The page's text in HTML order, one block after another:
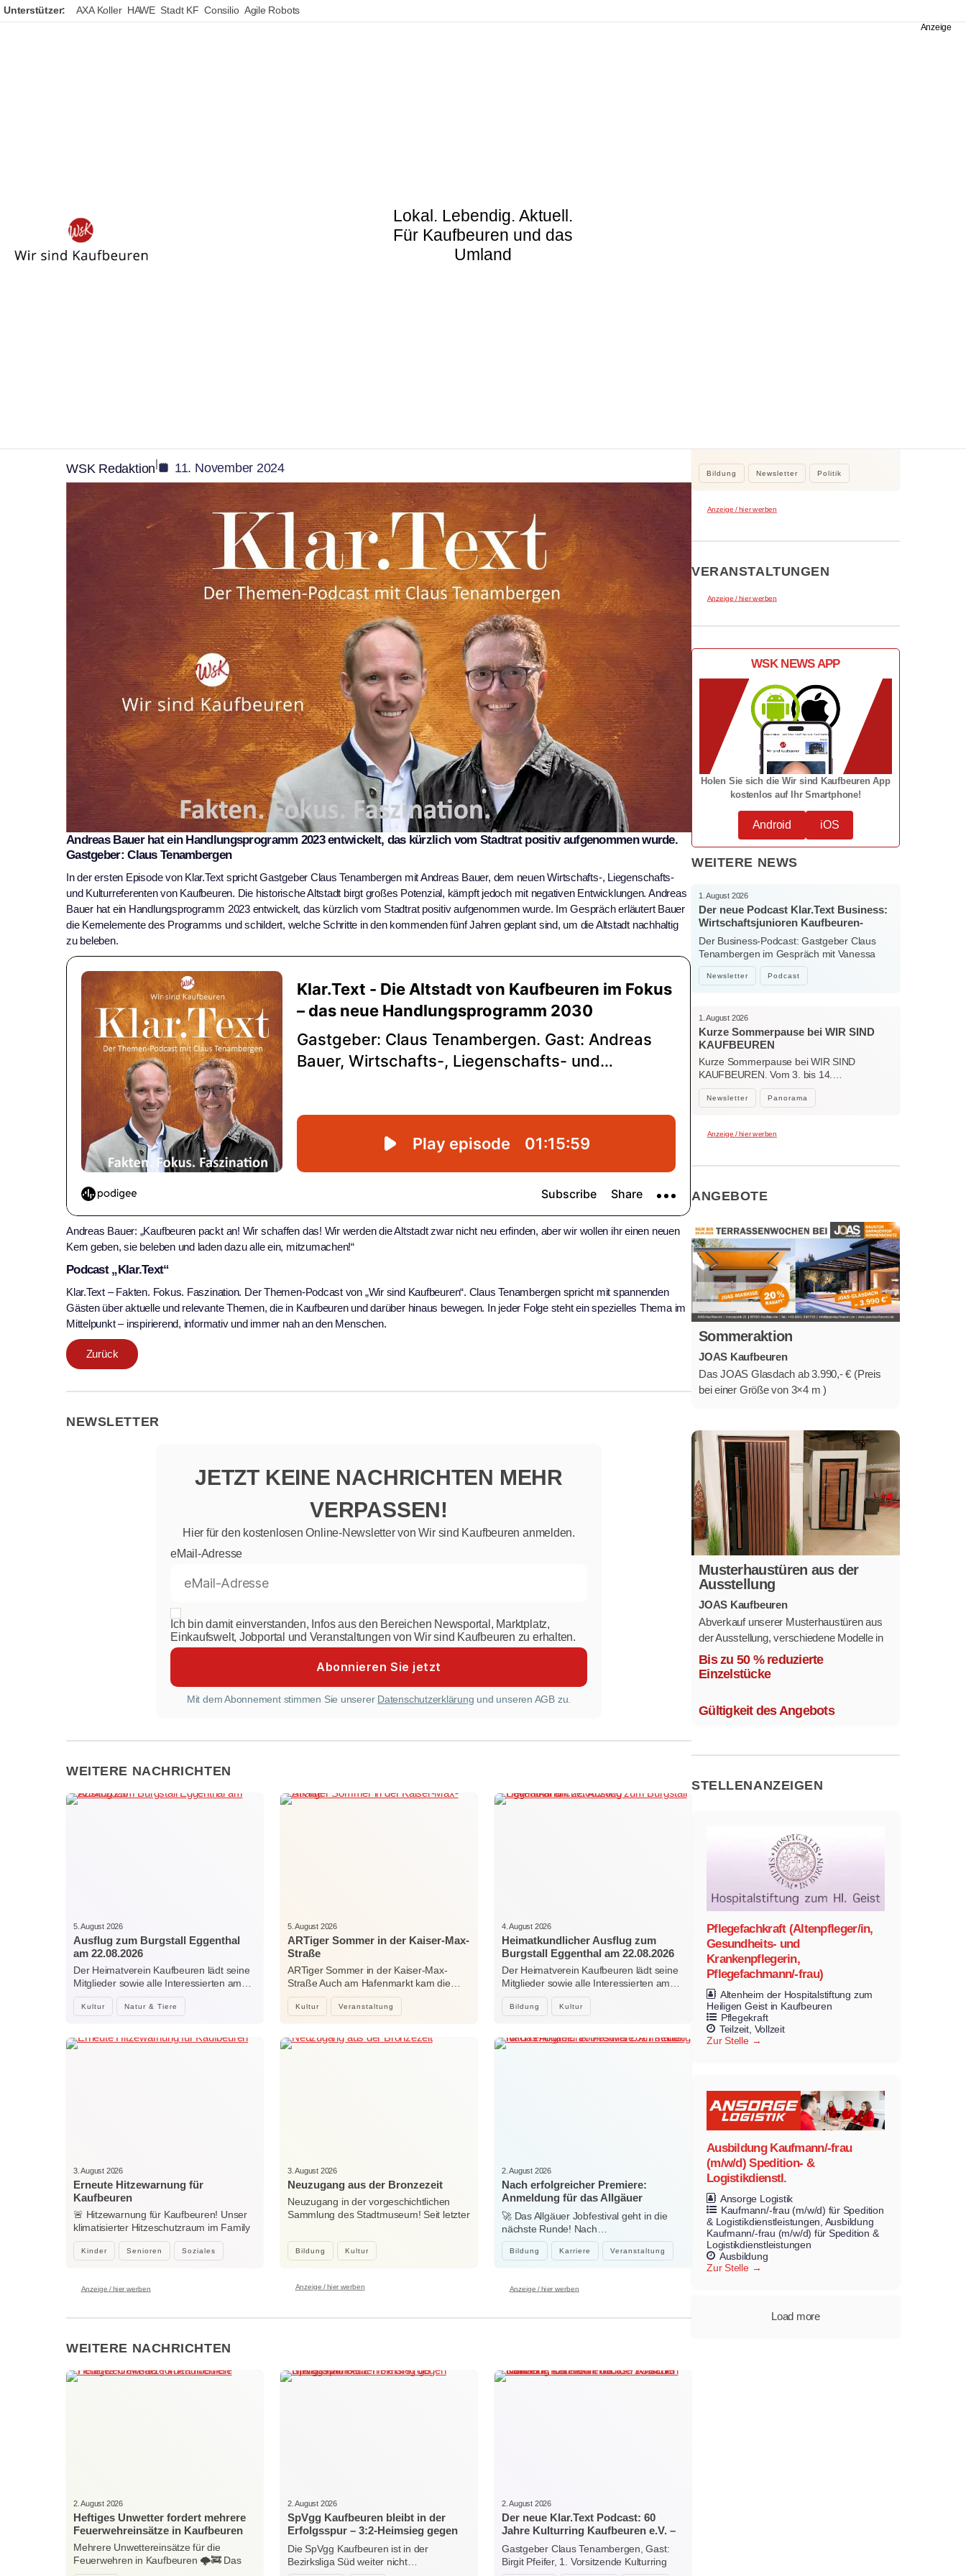
Unterstützer: AXA Koller HAWE Stadt KF Consilio Agile Robots
Lokal. Lebendig. Aktuell.
Für Kaufbeuren und das
Umland
WSK Redaktion| 11. November 2024
Andreas Bauer hat ein Handlungsprogramm 2023 entwickelt, das kürzlich vom Stadtrat positiv aufgenommen wurde.
Gastgeber: Claus Tenambergen
In der ersten Episode von Klar.Text spricht Gastgeber Claus Tenambergen mit Andreas Bauer, dem neuen Wirtschafts-, Liegenschafts-
und Kulturreferenten von Kaufbeuren. Die historische Altstadt birgt großes Potenzial, kämpft jedoch mit negativen Entwicklungen. Andreas
Bauer hat ein Handlungsprogramm 2023 entwickelt, das kürzlich vom Stadtrat positiv aufgenommen wurde. Im Gespräch erläutert Bauer
die Kernelemente des Programms und schildert, welche Schritte in den kommenden fünf Jahren geplant sind, um die Altstadt nachhaltig
zu beleben.
Andreas Bauer: „Kaufbeuren packt an! Wir schaffen das! Wir werden die Altstadt zwar nicht neu erfinden, aber wir wollen ihr einen neuen
Kern geben, sie beleben und laden dazu alle ein, mitzumachen!“
Podcast „Klar.Text“
Klar.Text – Fakten. Fokus. Faszination. Der Themen-Podcast von „Wir sind Kaufbeuren“. Claus Tenambergen spricht mit spannenden
Gästen über aktuelle und relevante Themen, die in Kaufbeuren und darüber hinaus bewegen. In jeder Folge steht ein spezielles Thema im
Mittelpunkt – inspirierend, informativ und immer nah an den Menschen.
Zurück
NEWSLETTER
JETZT KEINE NACHRICHTEN MEHR
VERPASSEN!
Hier für den kostenlosen Online-Newsletter von Wir sind Kaufbeuren anmelden.
eMail-Adresse
Ich bin damit einverstanden, Infos aus den Bereichen Newsportal, Marktplatz,
Einkaufswelt, Jobportal und Veranstaltungen von Wir sind Kaufbeuren zu erhalten.
Mit dem Abonnement stimmen Sie unserer Datenschutzerklärung und unseren AGB zu.
WEITERE NACHRICHTEN
Kultur Natur & Tiere
5. August 2026
Ausflug zum Burgstall Eggenthal
am 22.08.2026
Der Heimatverein Kaufbeuren lädt seine
Mitglieder sowie alle Interessierten am…
Kultur Veranstaltung
5. August 2026
ARTiger Sommer in der Kaiser-Max-
Straße
ARTiger Sommer in der Kaiser-Max-
Straße Auch am Hafenmarkt kam die…
Bildung Kultur
4. August 2026
Heimatkundlicher Ausflug zum
Burgstall Eggenthal am 22.08.2026
Der Heimatverein Kaufbeuren lädt seine
Mitglieder sowie alle Interessierten am…
Kinder Senioren Soziales
3. August 2026
Erneute Hitzewarnung für
Kaufbeuren
🚨 Hitzewarnung für Kaufbeuren! Unser
klimatisierter Hitzeschutzraum im Family
Center…
Bildung Kultur
3. August 2026
Neuzugang aus der Bronzezeit
Neuzugang in der vorgeschichtlichen
Sammlung des Stadtmuseum! Seit letzter
Bildung Karriere Veranstaltung
2. August 2026
Nach erfolgreicher Premiere:
Anmeldung für das Allgäuer
Jobfestival 2027 startet
🚀 Das Allgäuer Jobfestival geht in die
nächste Runde! Nach…
Anzeige / hier werben Anzeige / hier werben Anzeige / hier werben
WEITERE NACHRICHTEN
2. August 2026
Heftiges Unwetter fordert mehrere
Feuerwehreinsätze in Kaufbeuren
Mehrere Unwettereinsätze für die
Feuerwehren in Kaufbeuren 🌩️🚒 Das
heftige…
2. August 2026
SpVgg Kaufbeuren bleibt in der
Erfolgsspur – 3:2-Heimsieg gegen
Niedersonthofen
Die SpVgg Kaufbeuren ist in der
Bezirksliga Süd weiter nicht…
2. August 2026
Der neue Klar.Text Podcast: 60
Jahre Kulturring Kaufbeuren e.V. –
zwischen Jubiläum, Ehrenamt und
der Kraft der Kultur
Gastgeber Claus Tenambergen, Gast:
Birgit Pfeifer, 1. Vorsitzende Kulturring
Bildung Newsletter Politik
Anzeige / hier werben
VERANSTALTUNGEN
Anzeige / hier werben
WSK NEWS APP
Holen Sie sich die Wir sind Kaufbeuren App
kostenlos auf Ihr Smartphone!
Android iOS
WEITERE NEWS
Newsletter Podcast
1. August 2026
Der neue Podcast Klar.Text Business:
Wirtschaftsjunioren Kaufbeuren-
Ostallgäu – Menschen, Ideen und
starke Verbindungen
Der Business-Podcast: Gastgeber Claus
Tenambergen im Gespräch mit Vanessa
Bockhorni…
Newsletter Panorama
1. August 2026
Kurze Sommerpause bei WIR SIND
KAUFBEUREN
Kurze Sommerpause bei WIR SIND
KAUFBEUREN. Vom 3. bis 14.…
Anzeige / hier werben
ANGEBOTE
Sommeraktion
JOAS Kaufbeuren
Das JOAS Glasdach ab 3.990,- € (Preis
bei einer Größe von 3×4 m )
Musterhaustüren aus der
Ausstellung
JOAS Kaufbeuren
Abverkauf unserer Musterhaustüren aus
der Ausstellung, verschiedene Modelle in
mehreren Farben und
Ausstattungsvarianten.
Bis zu 50 % reduzierte
Einzelstücke
Gültigkeit des Angebots
STELLENANZEIGEN
Pflegefachkraft (Altenpfleger/in,
Gesundheits- und
Krankenpflegerin,
Pflegefachmann/-frau)
Altenheim der Hospitalstiftung zum
Heiligen Geist in Kaufbeuren
Pflegekraft
Teilzeit Vollzeit
Zur Stelle
Ausbildung Kaufmann/-frau
(m/w/d) Spedition- &
Logistikdienstl.
Ansorge Logistik
Kaufmann/-frau (m/w/d) für Spedition
& Logistikdienstleistungen Ausbildung
Kaufmann/-frau (m/w/d) für Spedition &
Logistikdienstleistungen
Ausbildung
Zur Stelle
Load more